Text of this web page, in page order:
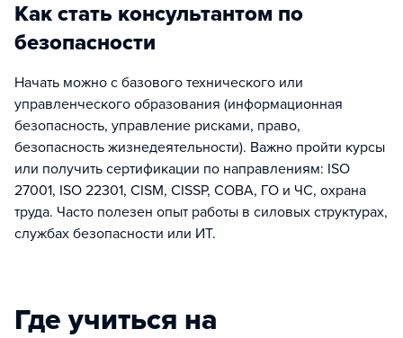
Как стать консультантом по
безопасности
Начать можно с базового технического или
управленческого образования (информационная
безопасность, управление рисками, право,
безопасность жизнедеятельности). Важно пройти курсы
или получить сертификации по направлениям: ISO
27001, ISO 22301, CISM, CISSP, СОВА, ГО и ЧС, охрана
труда. Часто полезен опыт работы в силовых структурах,
службах безопасности или ИТ.
Где учиться на